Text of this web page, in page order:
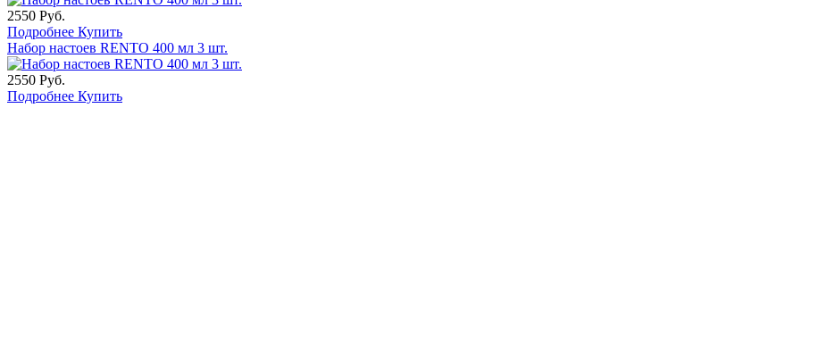
2550 Руб.
Подробнее Купить
Набор настоев RENTO 400 мл 3 шт.
2550 Руб.
Подробнее Купить